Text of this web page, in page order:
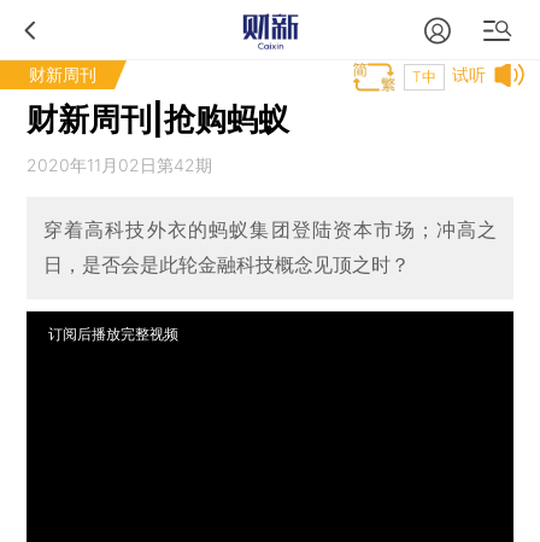
财新周刊 试听
T中
财新周刊|抢购蚂蚁
2020年11月02日第42期
穿着高科技外衣的蚂蚁集团登陆资本市场；冲高之
日，是否会是此轮金融科技概念见顶之时？
订阅后播放完整视频